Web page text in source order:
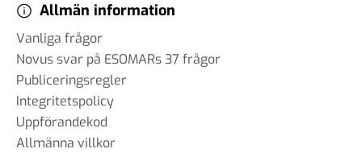
Allmän information
Vanliga frågor
Novus svar på ESOMARs 37 frågor
Publiceringsregler
Integritetspolicy
Uppförandekod
Allmänna villkor